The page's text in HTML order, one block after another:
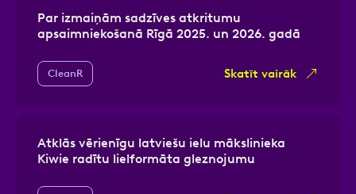
Par izmaiņām sadzīves atkritumu
apsaimniekošanā Rīgā 2025. un 2026. gadā
CleanR Skatīt vairāk
Atklās vērienīgu latviešu ielu mākslinieka
Kiwie radītu lielformāta gleznojumu